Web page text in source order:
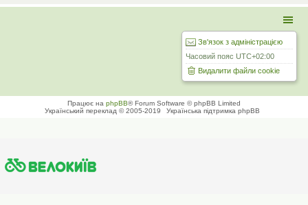
Зв'язок з адміністрацією
Часовий пояс UTC+02:00
Видалити файли cookie
Працює на phpBB® Forum Software © phpBB Limited
Український переклад © 2005-2019
Українська підтримка phpBB